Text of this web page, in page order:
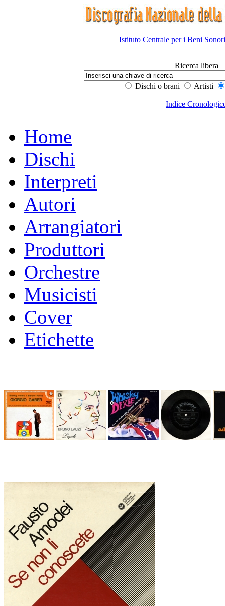
Istituto Centrale per i Beni
Ricerca libera
Dischi o brani Artisti
Indice
Home
Dischi
Interpreti
Autori
Arrangiatori
Produttori
Orchestre
Musicisti
Cover
Etichette